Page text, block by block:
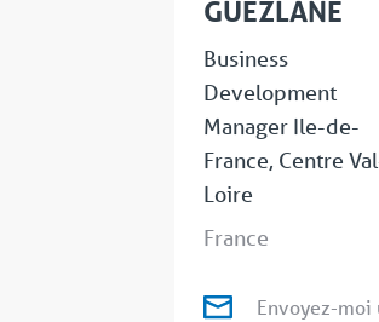
GUEZLANE
Business
Development
Manager Ile-de-
France, Centre
Loire
France
Envoyez-moi